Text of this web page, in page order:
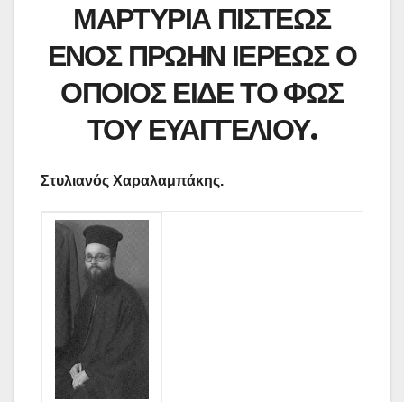
ΜΑΡΤΥΡΙΑ ΠΙΣΤΕΩΣ
ΕΝΟΣ ΠΡΩΗΝ ΙΕΡΕΩΣ Ο
ΟΠΟΙΟΣ ΕΙΔΕ ΤΟ ΦΩΣ
ΤΟΥ ΕΥΑΓΓΕΛΙΟΥ.
Στυλιανός Χαραλαμπάκης.